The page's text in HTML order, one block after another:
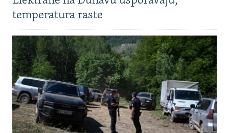
temperatura raste